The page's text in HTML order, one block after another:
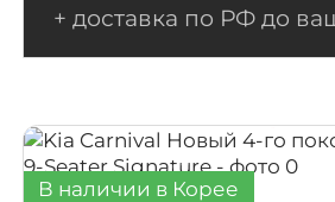
+ доставка по РФ до
В наличии в Корее